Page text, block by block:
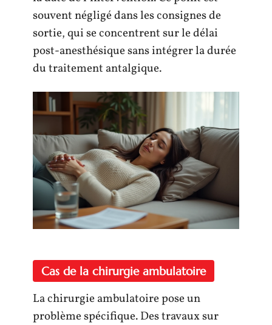
souvent négligé dans les consignes de
sortie, qui se concentrent sur le délai
post-anesthésique sans intégrer la durée
du traitement antalgique.
Cas de la chirurgie ambulatoire
La chirurgie ambulatoire pose un
problème spécifique. Des travaux sur